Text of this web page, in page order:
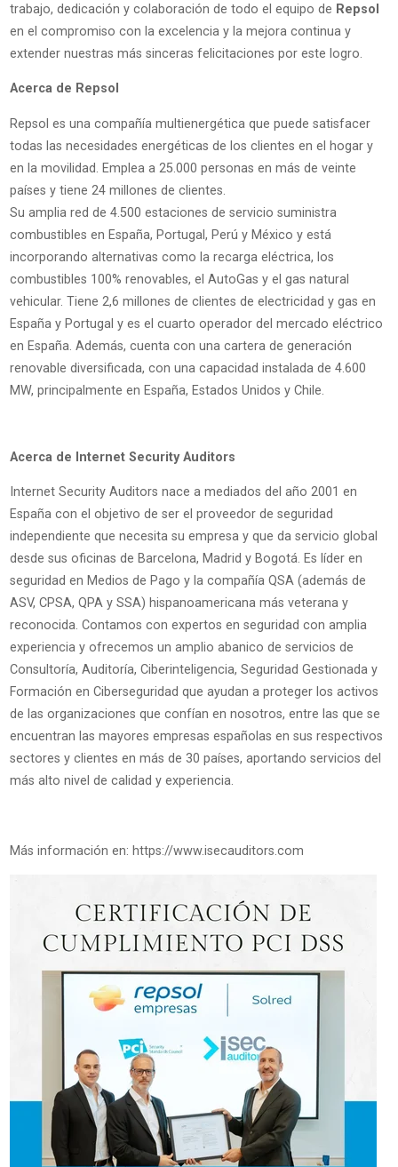
trabajo, dedicación y colaboración de todo el equipo de Repsol
en el compromiso con la excelencia y la mejora continua y
extender nuestras más sinceras felicitaciones por este logro.
Acerca de Repsol
Repsol es una compañía multienergética que puede satisfacer
todas las necesidades energéticas de los clientes en el hogar y
en la movilidad. Emplea a 25.000 personas en más de veinte
países y tiene 24 millones de clientes.
Su amplia red de 4.500 estaciones de servicio suministra
combustibles en España, Portugal, Perú y México y está
incorporando alternativas como la recarga eléctrica, los
combustibles 100% renovables, el AutoGas y el gas natural
vehicular. Tiene 2,6 millones de clientes de electricidad y gas en
España y Portugal y es el cuarto operador del mercado eléctrico
en España. Además, cuenta con una cartera de generación
renovable diversificada, con una capacidad instalada de 4.600
MW, principalmente en España, Estados Unidos y Chile.
Acerca de Internet Security Auditors
Internet Security Auditors nace a mediados del año 2001 en
España con el objetivo de ser el proveedor de seguridad
independiente que necesita su empresa y que da servicio global
desde sus oficinas de Barcelona, Madrid y Bogotá. Es líder en
seguridad en Medios de Pago y la compañía QSA (además de
ASV, CPSA, QPA y SSA) hispanoamericana más veterana y
reconocida. Contamos con expertos en seguridad con amplia
experiencia y ofrecemos un amplio abanico de servicios de
Consultoría, Auditoría, Ciberinteligencia, Seguridad Gestionada y
Formación en Ciberseguridad que ayudan a proteger los activos
de las organizaciones que confían en nosotros, entre las que se
encuentran las mayores empresas españolas en sus respectivos
sectores y clientes en más de 30 países, aportando servicios del
más alto nivel de calidad y experiencia.
Más información en: https://www.isecauditors.com